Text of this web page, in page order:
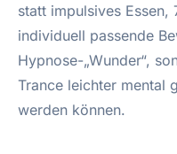
statt impulsives Essen,
individuell passende
Hypnose-„Wunder“,
Trance leichter mental
werden können.